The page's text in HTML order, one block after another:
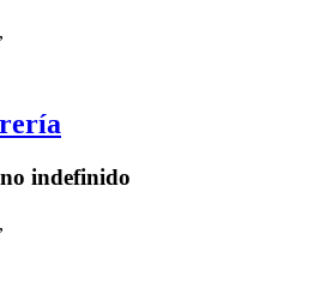
indefinido